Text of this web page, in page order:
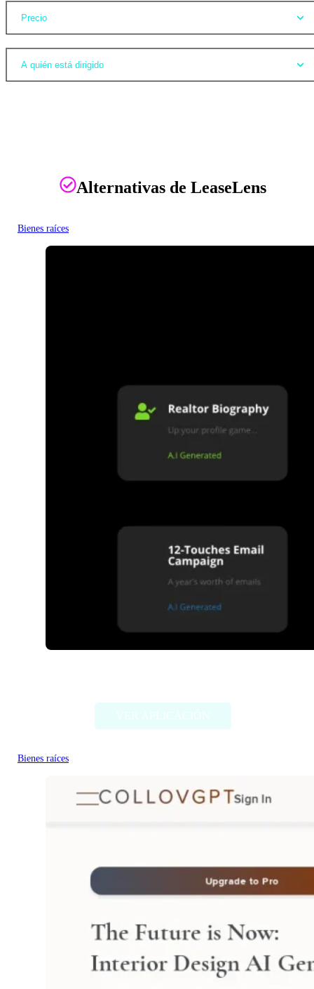
Precio
A quién está dirigido
Alternativas de LeaseLens
Bienes raíces
Bienes raíces